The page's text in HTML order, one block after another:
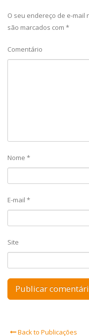
O seu endereço de e-mail
são marcados com *
Comentário
Nome *
E-mail *
Site
Back to Publicações